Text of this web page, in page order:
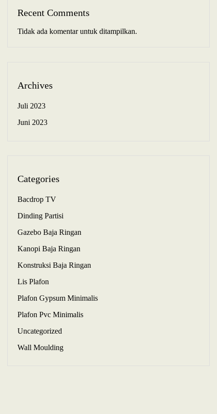
Recent Comments
Tidak ada komentar untuk ditampilkan.
Archives
Juli 2023
Juni 2023
Categories
Bacdrop TV
Dinding Partisi
Gazebo Baja Ringan
Kanopi Baja Ringan
Konstruksi Baja Ringan
Lis Plafon
Plafon Gypsum Minimalis
Plafon Pvc Minimalis
Uncategorized
Wall Moulding